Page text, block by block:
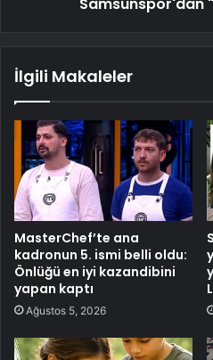
İlgili Makaleler
MasterChef’te ana
kadronun 5. ismi belli oldu:
Önlüğü en iyi kazandibini
yapan kaptı
Ağustos 5, 2026